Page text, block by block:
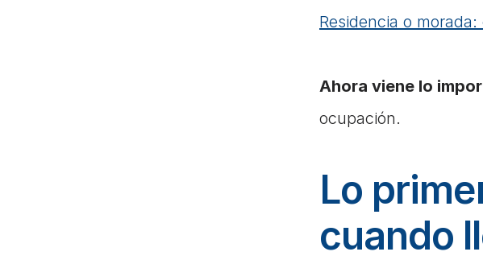
Residencia o
Ahora viene lo
ocupación.
Lo
cuando